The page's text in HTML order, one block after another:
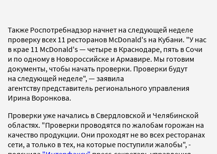
Также Роспотребнадзор начнет на следующей неделе
проверку всех 11 ресторанов McDonald's на Кубани. "У нас
в крае 11 McDonald's — четыре в Краснодаре, пять в Сочи
и по одному в Новороссийске и Армавире. Мы готовим
документы, чтобы начать проверки. Проверки будут
на следующей неделе", — заявила
агентству представитель регионального управления
Ирина Воронкова.
Проверки уже начались в Свердловской и Челябинской
областях. "Проверки проводятся по жалобам горожан на
качество продукции. Они проходят не во всех ресторанах
сети, а только в тех, на которые поступили жалобы", -